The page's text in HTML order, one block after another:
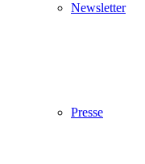
Newsletter
Presse